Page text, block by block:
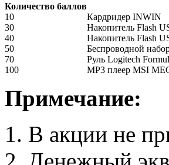
Количество баллов
10
Кардридер INWIN
30
Накопитель Flash
40
Накопитель Flash
50
Беспроводной
70
Руль Logitech
100
MP3 плеер MSI
Примечание:
В акции не